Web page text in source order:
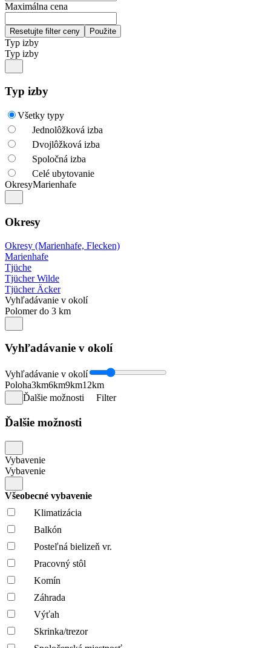
Maximálna cena
Typ izby
Typ izby
Typ izby
Všetky typy
Jednolôžková izba
Dvojlôžková izba
Spoločná izba
Celé ubytovanie
OkresyMarienhafe
Okresy
Okresy (Marienhafe, Flecken)
Marienhafe
Tjüche
Tjücher Wilde
Tjücher Äcker
Vyhľadávanie v okolí
Polomer do 3 km
Vyhľadávanie v okolí
Vyhľadávanie v okolí
Poloha3km6km9km12km
Ďalšie možnosti
Filter
Ďalšie možnosti
Vybavenie
Vybavenie
Všeobecné vybavenie
Klimatizácia
Balkón
Posteľná bielizeň vr.
Pracovný stôl
Komín
Záhrada
Výťah
Skrinka/trezor